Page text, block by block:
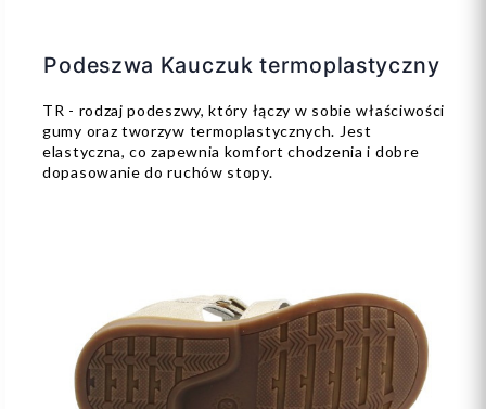
Podeszwa Kauczuk termoplastyczny
TR - rodzaj podeszwy, który łączy w sobie właściwości
gumy oraz tworzyw termoplastycznych. Jest
elastyczna, co zapewnia komfort chodzenia i dobre
dopasowanie do ruchów stopy.